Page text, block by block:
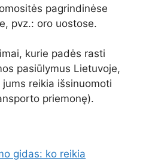
pagrindinėse
pvz.: oro uostose.
kurie padės rasti
pasiūlymus Lietuvoje,
reikia išsinuomoti
priemonę).
gidas: ko reikia